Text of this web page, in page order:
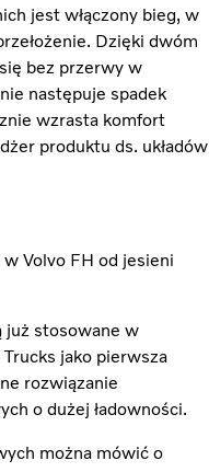
jest włączony bieg, w
Dzięki dwóm
bez przerwy w
następuje spadek
wzrasta komfort
produktu ds. układów
Volvo FH od jesieni
już stosowane w
jako pierwsza
rozwiązanie
o dużej ładowności.
można mówić o